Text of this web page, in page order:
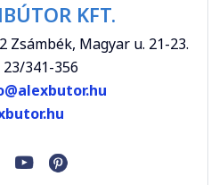
KFT.
Zsámbék, Magyar u. 21-23.
23/341-356